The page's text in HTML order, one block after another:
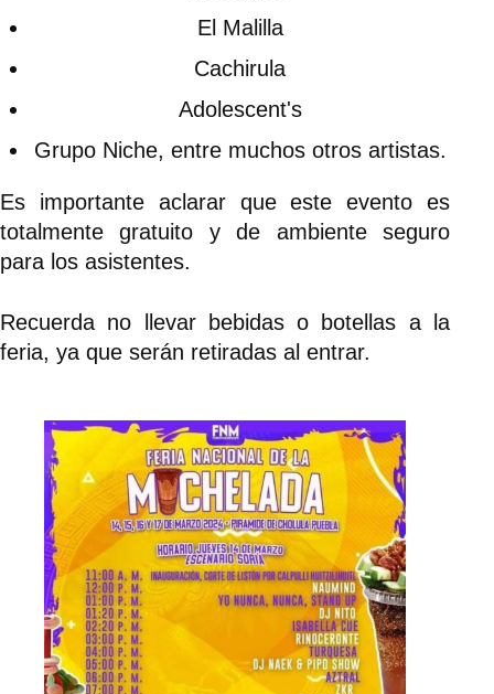
El Malilla
Cachirula
Adolescent's
Grupo Niche, entre muchos otros artistas.
Es importante aclarar que este evento es
totalmente gratuito y de ambiente seguro
para los asistentes.
Recuerda no llevar bebidas o botellas a la
feria, ya que serán retiradas al entrar.